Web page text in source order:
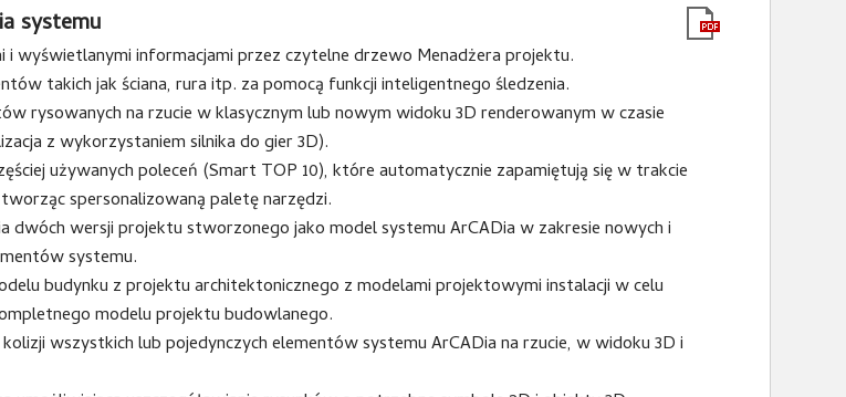
systemu
i wyświetlanymi informacjami przez czytelne drzewo Menadżera projektu.
takich jak ściana, rura itp. za pomocą funkcji inteligentnego śledzenia.
rysowanych na rzucie w klasycznym lub nowym widoku 3D renderowanym w czasie
z wykorzystaniem silnika do gier 3D).
używanych poleceń (Smart TOP 10), które automatycznie zapamiętują się w trakcie
spersonalizowaną paletę narzędzi.
dwóch wersji projektu stworzonego jako model systemu ArCADia w zakresie nowych i
systemu.
budynku z projektu architektonicznego z modelami projektowymi instalacji w celu
modelu projektu budowlanego.
wszystkich lub pojedynczych elementów systemu ArCADia na rzucie, w widoku 3D i